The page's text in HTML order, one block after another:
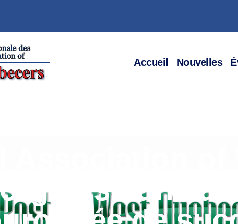
Accueil Nouvelles
une